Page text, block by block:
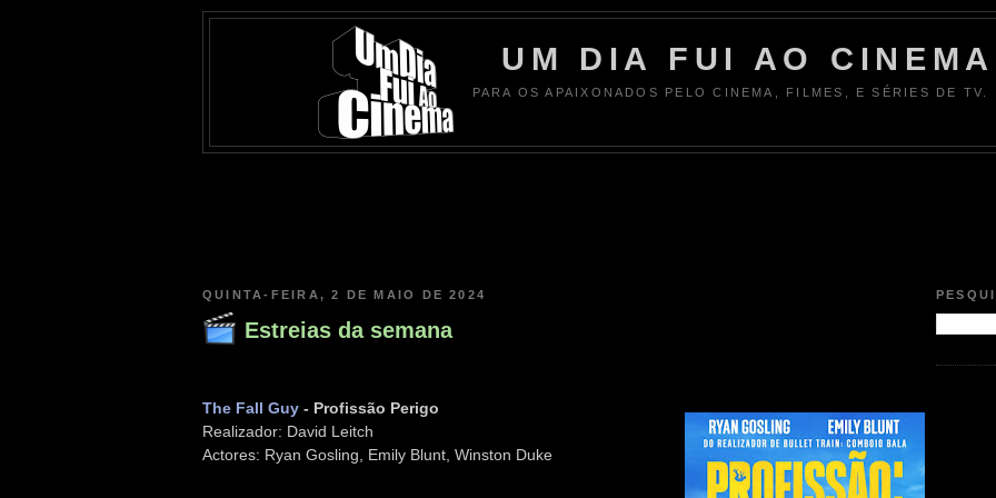
UM DIA FUI AO CINEMA
PARA OS APAIXONADOS PELO CINEMA, FILMES, E SÉRIES DE TV.
QUINTA-FEIRA, 2 DE MAIO DE 2024
Estreias da semana
The Fall Guy - Profissão Perigo
Realizador: David Leitch
Actores: Ryan Gosling, Emily Blunt, Winston Duke